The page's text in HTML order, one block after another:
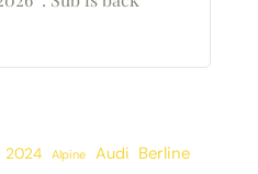
2024 Alpine Audi Berline